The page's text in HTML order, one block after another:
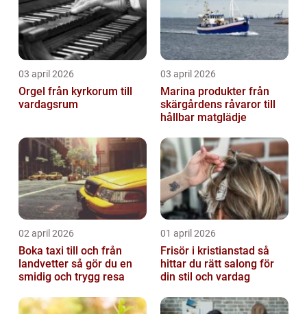
03 april 2026
Orgel från kyrkorum till
vardagsrum
03 april 2026
Marina produkter från
skärgårdens råvaror till
hållbar matglädje
02 april 2026
Boka taxi till och från
landvetter så gör du en
smidig och trygg resa
01 april 2026
Frisör i kristianstad så
hittar du rätt salong för
din stil och vardag